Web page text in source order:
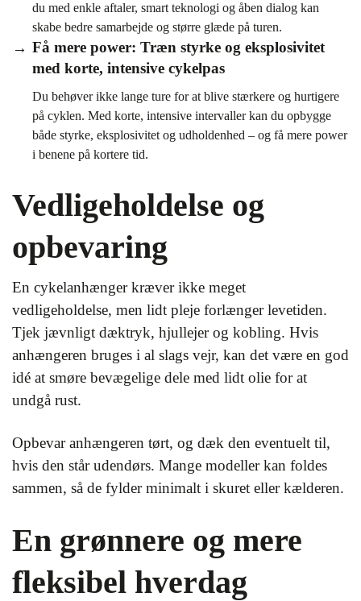
du med enkle aftaler, smart teknologi og åben dialog kan
skabe bedre samarbejde og større glæde på turen.
Få mere power: Træn styrke og eksplosivitet
med korte, intensive cykelpas
Du behøver ikke lange ture for at blive stærkere og hurtigere
på cyklen. Med korte, intensive intervaller kan du opbygge
både styrke, eksplosivitet og udholdenhed – og få mere power
i benene på kortere tid.
Vedligeholdelse og
opbevaring
En cykelanhænger kræver ikke meget
vedligeholdelse, men lidt pleje forlænger levetiden.
Tjek jævnligt dæktryk, hjullejer og kobling. Hvis
anhængeren bruges i al slags vejr, kan det være en god
idé at smøre bevægelige dele med lidt olie for at
undgå rust.
Opbevar anhængeren tørt, og dæk den eventuelt til,
hvis den står udendørs. Mange modeller kan foldes
sammen, så de fylder minimalt i skuret eller kælderen.
En grønnere og mere
fleksibel hverdag